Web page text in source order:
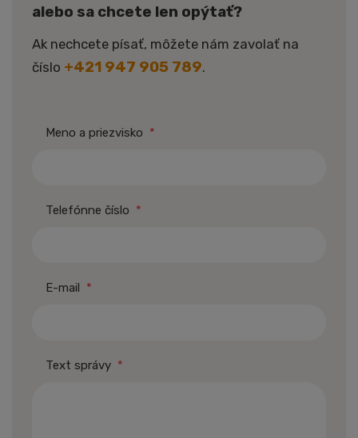
alebo sa chcete len opýtať?
Ak nechcete písať, môžete nám zavolať na
číslo +421 947 905 789.
Meno a priezvisko *
Telefónne číslo *
E-mail *
Text správy *